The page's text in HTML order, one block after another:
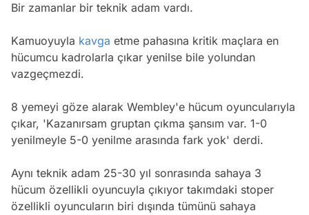
Bir zamanlar bir teknik adam vardı.
Kamuoyuyla kavga etme pahasına kritik maçlara en
hücumcu kadrolarla çıkar yenilse bile yolundan
vazgeçmezdi.
8 yemeyi göze alarak Wembley'e hücum oyuncularıyla
çıkar, 'Kazanırsam gruptan çıkma şansım var. 1-0
yenilmeyle 5-0 yenilme arasında fark yok' derdi.
Aynı teknik adam 25-30 yıl sonrasında sahaya 3
hücum özellikli oyuncuyla çıkıyor takımdaki stoper
özellikli oyuncuların biri dışında tümünü sahaya